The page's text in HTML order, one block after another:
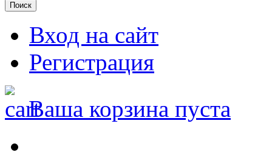
Вход на сайт
Регистрация
Ваша корзина пуста